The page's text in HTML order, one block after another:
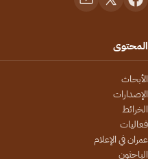
المحتوى
الأبحاث
الإصدارات
الخرائط
فعاليات
عمران في الإعلام
الباحثون